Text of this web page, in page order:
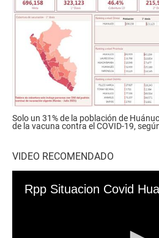
Solo un 31% de la población de
de la vacuna contra el COVID-19,
VIDEO RECOMENDADO
Rpp Situacion Covid